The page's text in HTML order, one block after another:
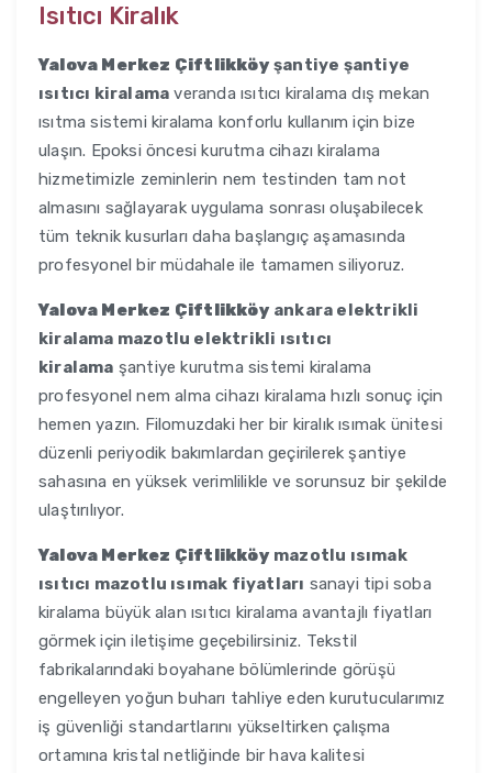
Isıtıcı Kiralık
Yalova Merkez Çiftlikköyşantiye şantiye
ısıtıcı kiralama veranda ısıtıcı kiralama dış mekan
ısıtma sistemi kiralama konforlu kullanım için bize
ulaşın. Epoksi öncesi kurutma cihazı kiralama
hizmetimizle zeminlerin nem testinden tam not
almasını sağlayarak uygulama sonrası oluşabilecek
tüm teknik kusurları daha başlangıç aşamasında
profesyonel bir müdahale ile tamamen siliyoruz.
Yalova Merkez Çiftlikköyankara elektrikli
kiralama mazotlu elektrikli ısıtıcı
kiralama şantiye kurutma sistemi kiralama
profesyonel nem alma cihazı kiralama hızlı sonuç için
hemen yazın. Filomuzdaki her bir kiralık ısımak ünitesi
düzenli periyodik bakımlardan geçirilerek şantiye
sahasına en yüksek verimlilikle ve sorunsuz bir şekilde
ulaştırılıyor.
Yalova Merkez Çiftlikköymazotlu ısımak
ısıtıcı mazotlu ısımak fiyatları sanayi tipi soba
kiralama büyük alan ısıtıcı kiralama avantajlı fiyatları
görmek için iletişime geçebilirsiniz. Tekstil
fabrikalarındaki boyahane bölümlerinde görüşü
engelleyen yoğun buharı tahliye eden kurutucularımız
iş güvenliği standartlarını yükseltirken çalışma
ortamına kristal netliğinde bir hava kalitesi